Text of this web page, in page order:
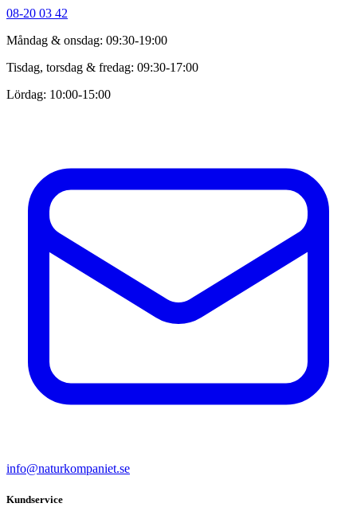
08-20 03 42
Måndag & onsdag: 09:30-19:00
Tisdag, torsdag & fredag: 09:30-17:00
Lördag: 10:00-15:00
info@naturkompaniet.se
Kundservice